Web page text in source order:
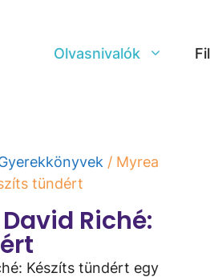
Olvasnivalók
/ Myrea
tündért
Riché:
Készíts tündért egy